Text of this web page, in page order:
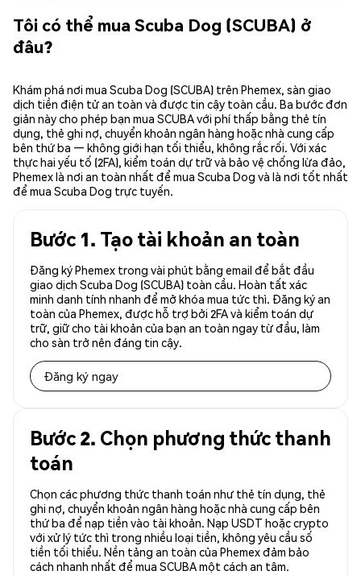
Tôi có thể mua Scuba Dog (SCUBA) ở
đâu?
Khám phá nơi mua Scuba Dog (SCUBA) trên Phemex, sàn giao
dịch tiền điện tử an toàn và được tin cậy toàn cầu. Ba bước đơn
giản này cho phép bạn mua SCUBA với phí thấp bằng thẻ tín
dụng, thẻ ghi nợ, chuyển khoản ngân hàng hoặc nhà cung cấp
bên thứ ba — không giới hạn tối thiểu, không rắc rối. Với xác
thực hai yếu tố (2FA), kiểm toán dự trữ và bảo vệ chống lừa đảo,
Phemex là nơi an toàn nhất để mua Scuba Dog và là nơi tốt nhất
để mua Scuba Dog trực tuyến.
Bước 1. Tạo tài khoản an toàn
Đăng ký Phemex trong vài phút bằng email để bắt đầu
giao dịch Scuba Dog (SCUBA) toàn cầu. Hoàn tất xác
minh danh tính nhanh để mở khóa mua tức thì. Đăng ký an
toàn của Phemex, được hỗ trợ bởi 2FA và kiểm toán dự
trữ, giữ cho tài khoản của bạn an toàn ngay từ đầu, làm
cho sàn trở nên đáng tin cậy.
Đăng ký ngay
Bước 2. Chọn phương thức thanh
toán
Chọn các phương thức thanh toán như thẻ tín dụng, thẻ
ghi nợ, chuyển khoản ngân hàng hoặc nhà cung cấp bên
thứ ba để nạp tiền vào tài khoản. Nạp USDT hoặc crypto
với xử lý tức thì trong nhiều loại tiền, không yêu cầu số
tiền tối thiểu. Nền tảng an toàn của Phemex đảm bảo
cách nhanh nhất để mua SCUBA một cách an tâm.